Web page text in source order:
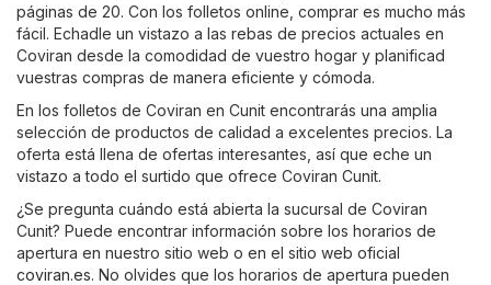
páginas de 20. Con los folletos online, comprar es mucho más
fácil. Echadle un vistazo a las rebas de precios actuales en
Coviran desde la comodidad de vuestro hogar y planificad
vuestras compras de manera eficiente y cómoda.
En los folletos de Coviran en Cunit encontrarás una amplia
selección de productos de calidad a excelentes precios. La
oferta está llena de ofertas interesantes, así que eche un
vistazo a todo el surtido que ofrece Coviran Cunit.
¿Se pregunta cuándo está abierta la sucursal de Coviran
Cunit? Puede encontrar información sobre los horarios de
apertura en nuestro sitio web o en el sitio web oficial
coviran.es. No olvides que los horarios de apertura pueden